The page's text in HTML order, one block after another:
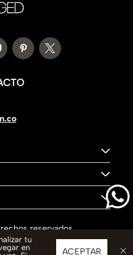
reservados
ACEPTAR
tu
en